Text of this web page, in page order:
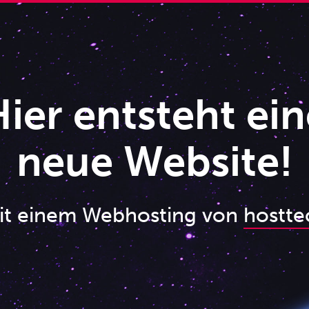
entsteht
neue Website!
einem Webhosting von